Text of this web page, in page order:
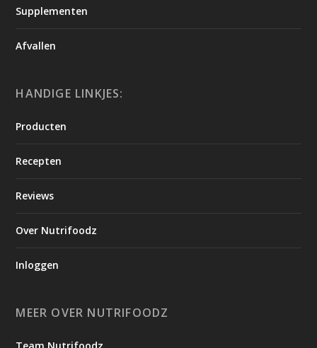
Supplementen
Afvallen
HANDIGE LINKJES:
Producten
Recepten
Reviews
Over Nutrifoodz
Inloggen
MEER OVER NUTRIFOODZ